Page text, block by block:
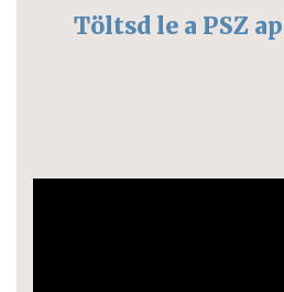
Töltsd le a PSZ